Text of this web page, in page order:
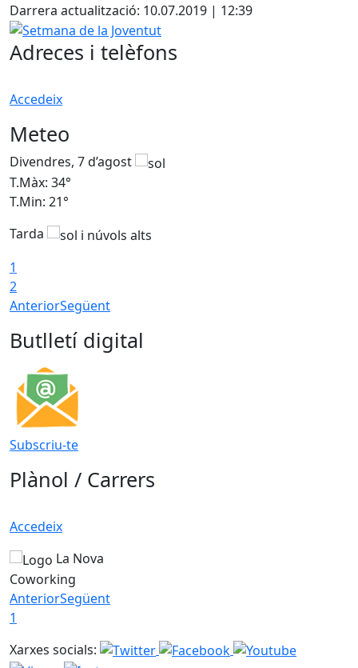
Darrera actualització: 10.07.2019 | 12:39
Setmana de la Joventut
Adreces i telèfons
Accedeix
Meteo
Divendres, 7 d’agost
T.Màx: 34°
T.Min: 21°
Tarda
1
2
AnteriorSegüent
Butlletí digital
Subscriu-te
Plànol / Carrers
Accedeix
La Nova
Coworking
AnteriorSegüent
1
Xarxes socials: